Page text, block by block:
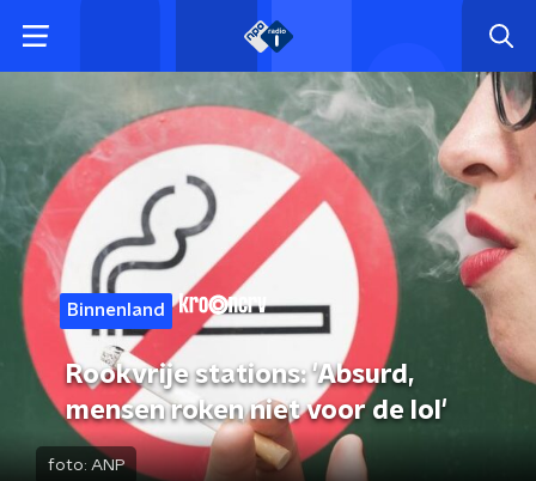
Binnenland
Rookvrije stations: 'Absurd,
mensen roken niet voor de lol'
foto: ANP